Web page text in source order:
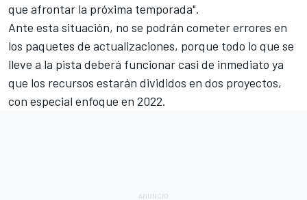
que afrontar la próxima temporada".
Ante esta situación, no se podrán cometer errores en
los paquetes de actualizaciones, porque todo lo que se
lleve a la pista deberá funcionar casi de inmediato ya
que los recursos estarán divididos en dos proyectos,
con especial enfoque en 2022.